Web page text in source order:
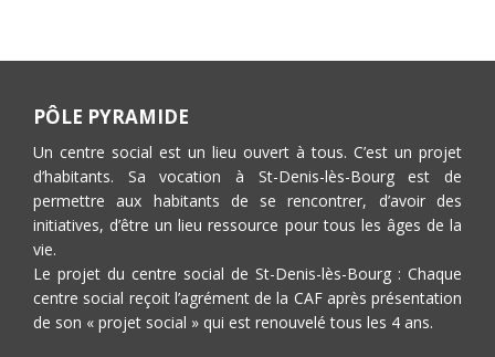
PÔLE PYRAMIDE
Un centre social est un lieu ouvert à tous. C’est un projet
d’habitants. Sa vocation à St-Denis-lès-Bourg est de
permettre aux habitants de se rencontrer, d’avoir des
initiatives, d’être un lieu ressource pour tous les âges de la
vie.
Le projet du centre social de St-Denis-lès-Bourg : Chaque
centre social reçoit l’agrément de la CAF après présentation
de son « projet social » qui est renouvelé tous les 4 ans.